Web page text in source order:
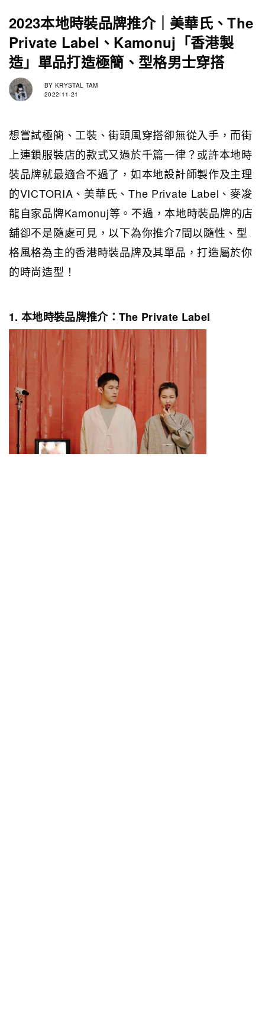
2023本地時裝品牌推介｜美華氏、The
Private Label、Kamonuj「香港製
造」單品打造極簡、型格男士穿搭
BY KRYSTAL TAM
2022-11-21
想嘗試極簡、工裝、街頭風穿搭卻無從入手，而街
上連鎖服裝店的款式又過於千篇一律？或許本地時
裝品牌就最適合不過了，如本地設計師製作及主理
的VICTORIA、美華氏、The Private Label、麥𠗕
龍自家品牌Kamonuj等。不過，本地時裝品牌的店
舖卻不是隨處可見，以下為你推介7間以隨性、型
格風格為主的香港時裝品牌及其單品，打造屬於你
的時尚造型！
1. 本地時裝品牌推介：The Private Label